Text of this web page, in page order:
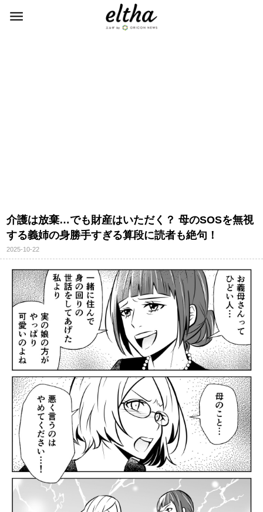
介護は放棄…でも財産はいただく？ 母のSOSを無視
する義姉の身勝手すぎる算段に読者も絶句！
2025-10-22